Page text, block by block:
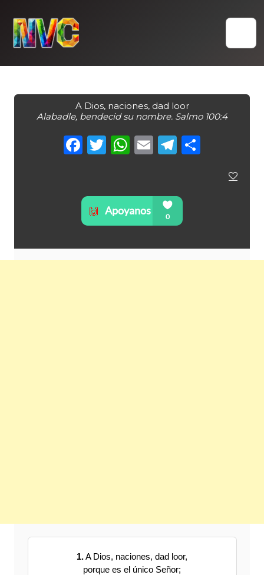
content
A Dios, naciones, dad loor
Alabadle, bendecid su nombre. Salmo 100:4
Facebook
Twitter
WhatsApp
Email
1.A Dios, naciones, dad loor,
porque es el único Señor;